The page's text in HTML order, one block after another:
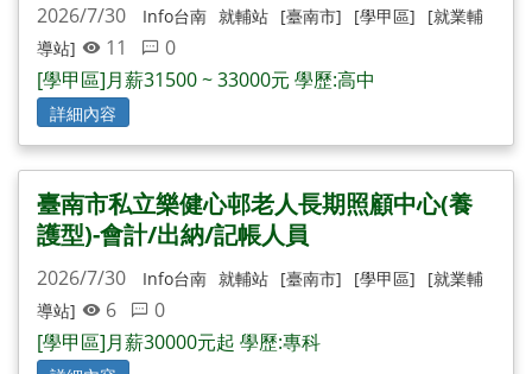
2026/7/30 Info台南 就輔站 [臺南市] [學甲區]
[就業輔
導站]
11
0
[學甲區]月薪31500 ~ 33000元 學歷:高中
詳細內容
臺南市私立樂健心邨老人長期照顧中心(養
護型)-會計/出納/記帳人員
2026/7/30 Info台南 就輔站 [臺南市] [學甲區]
[就業輔
導站]
6
0
[學甲區]月薪30000元起 學歷:專科